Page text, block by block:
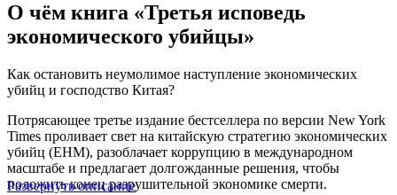
О чём книга «Третья исповедь
экономического убийцы»
Как остановить неумолимое наступление экономических
убийц и господство Китая?
Потрясающее третье издание бестселлера по версии New York
Times проливает свет на китайскую стратегию экономических
убийц (EHM), разоблачает коррупцию в международном
масштабе и предлагает долгожданные решения, чтобы
положить конец разрушительной экономике смерти.
Развернуть описание